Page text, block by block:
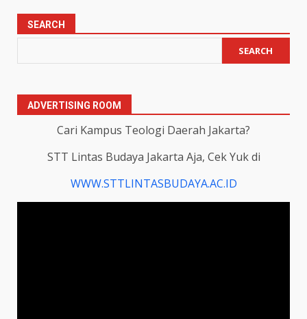
SEARCH
SEARCH
ADVERTISING ROOM
Cari Kampus Teologi Daerah Jakarta?
STT Lintas Budaya Jakarta Aja, Cek Yuk di
WWW.STTLINTASBUDAYA.AC.ID